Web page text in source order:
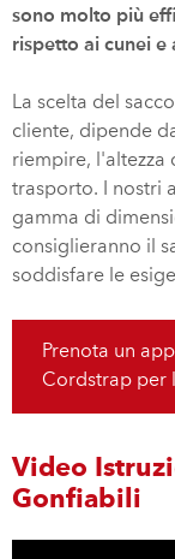
sono molto più
rispetto ai cunei
La scelta del
cliente, dipende
riempire, l'altezza
trasporto. I nostri
gamma di
consiglieranno il
soddisfare le
Prenota un
Cordstrap per
Video
Gonfiabili